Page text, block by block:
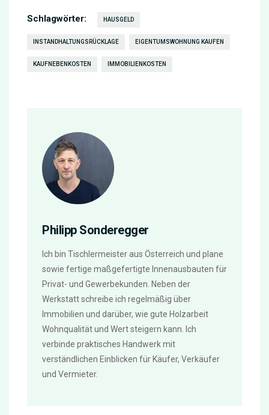
Schlagwörter: HAUSGELD
INSTANDHALTUNGSRÜCKLAGE EIGENTUMSWOHNUNG KAUFEN
KAUFNEBENKOSTEN IMMOBILIENKOSTEN
Philipp Sonderegger
Ich bin Tischlermeister aus Österreich und plane
sowie fertige maßgefertigte Innenausbauten für
Privat- und Gewerbekunden. Neben der
Werkstatt schreibe ich regelmäßig über
Immobilien und darüber, wie gute Holzarbeit
Wohnqualität und Wert steigern kann. Ich
verbinde praktisches Handwerk mit
verständlichen Einblicken für Käufer, Verkäufer
und Vermieter.